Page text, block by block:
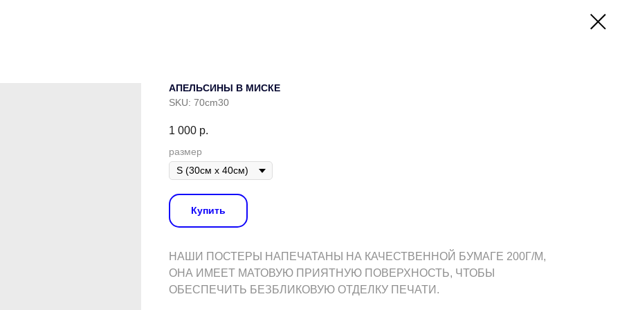
АПЕЛЬСИНЫ В МИСКЕ
SKU: 70cm30
1 000 р.
размер
Купить
НАШИ ПОСТЕРЫ НАПЕЧАТАНЫ НА КАЧЕСТВЕННОЙ БУМАГЕ 200Г/М,
ОНА ИМЕЕТ МАТОВУЮ ПРИЯТНУЮ ПОВЕРХНОСТЬ, ЧТОБЫ
ОБЕСПЕЧИТЬ БЕЗБЛИКОВУЮ ОТДЕЛКУ ПЕЧАТИ.